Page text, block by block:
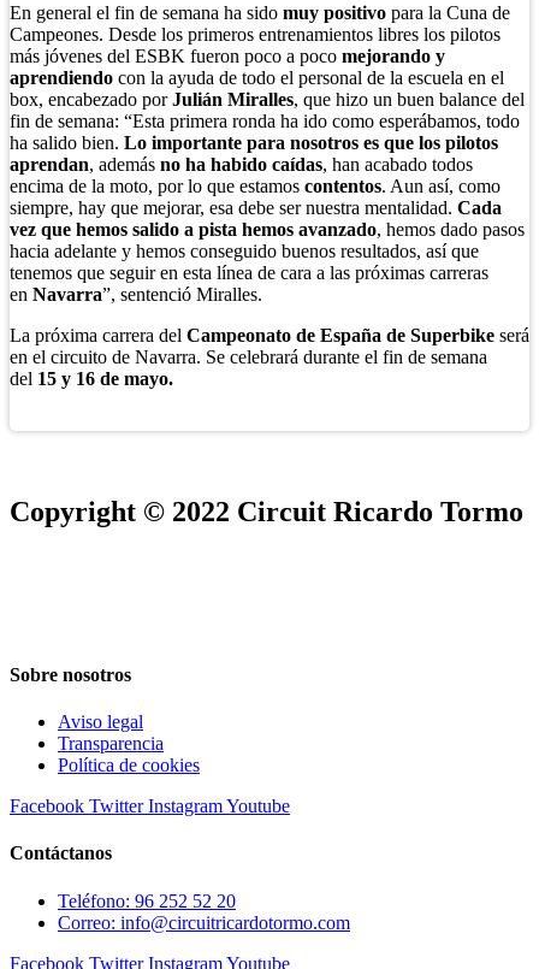
En general el fin de semana ha sido muy positivo para la Cuna de
Campeones. Desde los primeros entrenamientos libres los pilotos
más jóvenes del ESBK fueron poco a poco mejorando y
aprendiendo con la ayuda de todo el personal de la escuela en el
box, encabezado porJulián Miralles, que hizo un buen balance del
fin de semana: “Esta primera ronda ha ido como esperábamos, todo
ha salido bien. Lo importante para nosotros es que los pilotos
aprendan, además no ha habido caídas, han acabado todos
encima de la moto, por lo que estamos contentos. Aun así, como
siempre, hay que mejorar, esa debe ser nuestra mentalidad. Cada
vez que hemos salido a pista hemos avanzado, hemos dado pasos
hacia adelante y hemos conseguido buenos resultados, así que
tenemos que seguir en esta línea de cara a las próximas carreras
en Navarra”, sentenció Miralles.
La próxima carrera del Campeonato de España de Superbike será
en el circuito de Navarra. Se celebrará durante el fin de semana
del 15 y 16 de mayo.
Copyright © 2022 Circuit Ricardo Tormo
Sobre nosotros
Aviso legal
Transparencia
Política de cookies
Facebook Twitter InstagramYoutube
Contáctanos
Teléfono: 96 252 52 20
Correo: info@circuitricardotormo.com
Facebook Twitter InstagramYoutube